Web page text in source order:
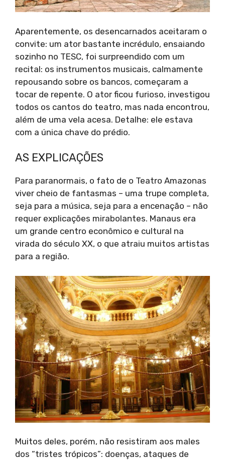
Aparentemente, os desencarnados aceitaram o
convite: um ator bastante incrédulo, ensaiando
sozinho no TESC, foi surpreendido com um
recital: os instrumentos musicais, calmamente
repousando sobre os bancos, começaram a
tocar de repente. O ator ficou furioso, investigou
todos os cantos do teatro, mas nada encontrou,
além de uma vela acesa. Detalhe: ele estava
com a única chave do prédio.
AS EXPLICAÇÕES
Para paranormais, o fato de o Teatro Amazonas
viver cheio de fantasmas – uma trupe completa,
seja para a música, seja para a encenação – não
requer explicações mirabolantes. Manaus era
um grande centro econômico e cultural na
virada do século XX, o que atraiu muitos artistas
para a região.
Muitos deles, porém, não resistiram aos males
dos “tristes trópicos”: doenças, ataques de